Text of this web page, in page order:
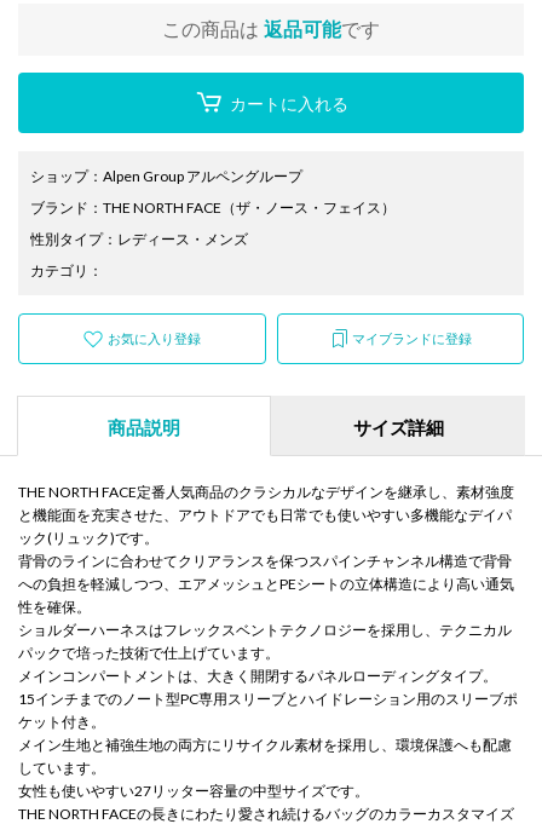
この商品は 返品可能です
カートに入れる
ショップ： Alpen Group アルペングループ
ブランド ： THE NORTH FACE （ザ・ノース・フェイス）
性別タイプ： レディース ・ メンズ
カテゴリ ：
お気に入り登録 マイブランドに登録
商品説明 サイズ詳細
THE NORTH FACE定番人気商品のクラシカルなデザインを継承し、素材強度
と機能面を充実させた、アウトドアでも日常でも使いやすい多機能なデイパ
ック(リュック)です。
背骨のラインに合わせてクリアランスを保つスパインチャンネル構造で背骨
への負担を軽減しつつ、エアメッシュとPEシートの立体構造により高い通気
性を確保。
ショルダーハーネスはフレックスベントテクノロジーを採用し、テクニカル
パックで培った技術で仕上げています。
メインコンパートメントは、大きく開閉するパネルローディングタイプ。
15インチまでのノート型PC専用スリーブとハイドレーション用のスリーブポ
ケット付き。
メイン生地と補強生地の両方にリサイクル素材を採用し、環境保護へも配慮
しています。
女性も使いやすい27リッター容量の中型サイズです。
THE NORTH FACEの長きにわたり愛され続けるバッグのカラーカスタマイズ